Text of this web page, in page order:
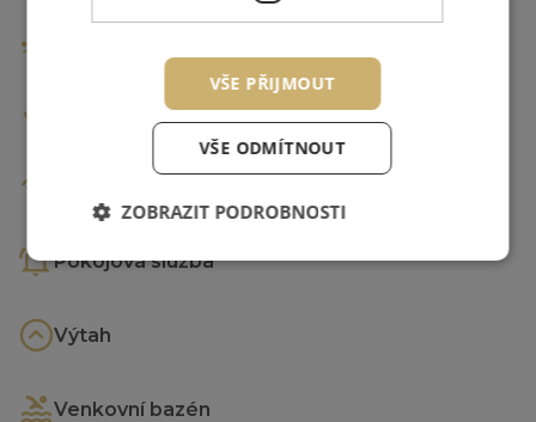
Kongresové prostory až pro 350 osob
Pokojová služba
Výtah
Venkovní bazén
VŠE PŘIJMOUT
VŠE ODMÍTNOUT
ZOBRAZIT PODROBNOSTI